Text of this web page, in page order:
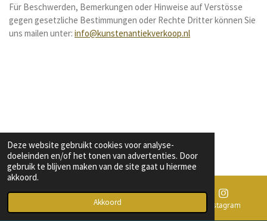
Deze website gebruikt cookies voor analyse-
doeleinden en/of het tonen van advertenties. Door
gebruik te blijven maken van de site gaat u hiermee
akkoord.
Akkoord
Für Beschwerden, Bemerkungen oder Hinweise auf Verstösse
gegen gesetzliche Bestimmungen oder Rechte Dritter können Sie
uns mailen unter: info@kunstenantiekverkoop.nl
1. Dezember 2022
Telefoonnummer Instagram